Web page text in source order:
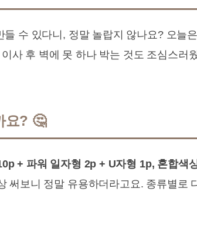
수 있다니, 정말 놀랍지 않나요? 오늘
사 후 벽에 못 하나 박는 것도 조심스러
요? 🤔
+ 파워 일자형 2p + U자형 1p, 혼합색
써보니 정말 유용하더라고요. 종류별로